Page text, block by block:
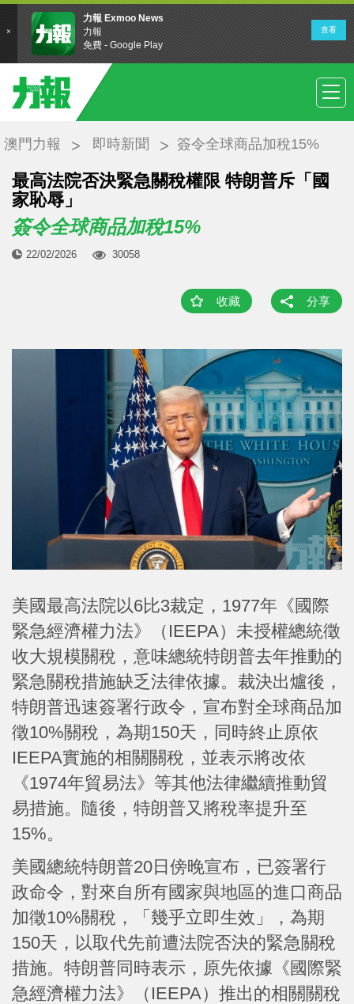
澳門力報 即時新聞 簽令全球商品加稅15%
最高法院否決緊急關稅權限 特朗普斥「國
家恥辱」
簽令全球商品加稅15%
22/02/2026 30058
收藏 分享
美國最高法院以6比3裁定，1977年《國際
緊急經濟權力法》（IEEPA）未授權總統徵
收大規模關稅，意味總統特朗普去年推動的
緊急關稅措施缺乏法律依據。裁決出爐後，
特朗普迅速簽署行政令，宣布對全球商品加
徵10%關稅，為期150天，同時終止原依
IEEPA實施的相關關稅，並表示將改依
《1974年貿易法》等其他法律繼續推動貿
易措施。隨後，特朗普又將稅率提升至
15%。
美國總統特朗普20日傍晚宣布，已簽署行
政命令，對來自所有國家與地區的進口商品
加徵10%關稅，「幾乎立即生效」，為期
150天，以取代先前遭法院否決的緊急關稅
措施。特朗普同時表示，原先依據《國際緊
急經濟權力法》（IEEPA）推出的相關關稅